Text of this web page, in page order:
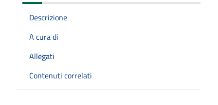
Descrizione
A cura di
Allegati
Contenuti correlati